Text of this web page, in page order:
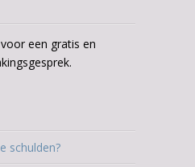
een gratis en
schulden?